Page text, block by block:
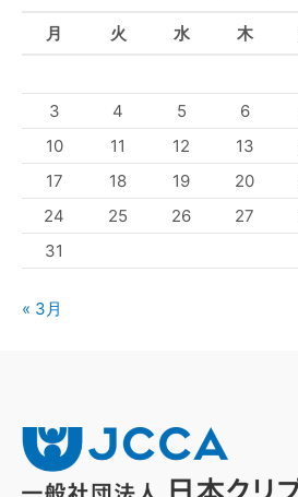
月 火 水 木
3
4 5 6
10
11 12 13
17
18 19 20
24
25 26 27
31
« 3月